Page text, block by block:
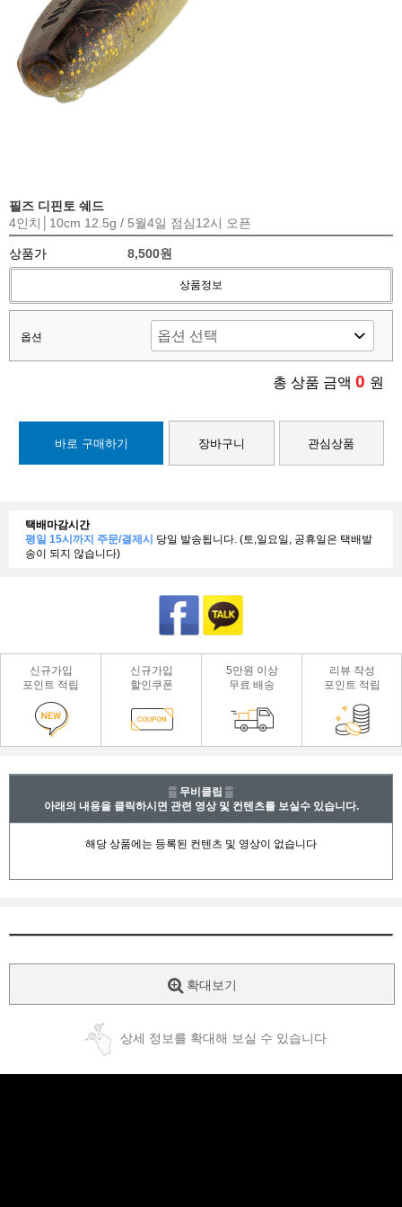
필즈 디핀토 쉐드
4인치│10cm 12.5g / 5월4일 점심12시 오픈
상품가 8,500원
상품정보
옵션
총 상품 금액 0 원
바로 구매하기 장바구니 관심상품
택배마감시간
평일 15시까지 주문/결제시 당일 발송됩니다. (토,일요일, 공휴일은 택배발
송이 되지 않습니다)
신규가입
포인트 적립
신규가입
할인쿠폰
5만원 이상
무료 배송
리뷰 작성
포인트 적립
▒ 무비클립 ▒
아래의 내용을 클릭하시면 관련 영상 및 컨텐츠를 보실수 있습니다.
확대보기
상세 정보를 확대해 보실 수 있습니다